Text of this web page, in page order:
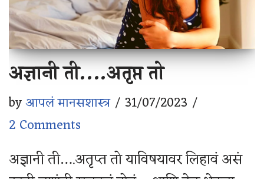
अज्ञानी ती….अतृप्त तो
byआपलं मानसशास्त्र
31/07/2023
2 Comments
अज्ञानी ती….अतृप्त तो याविषयावर लिहावं असं